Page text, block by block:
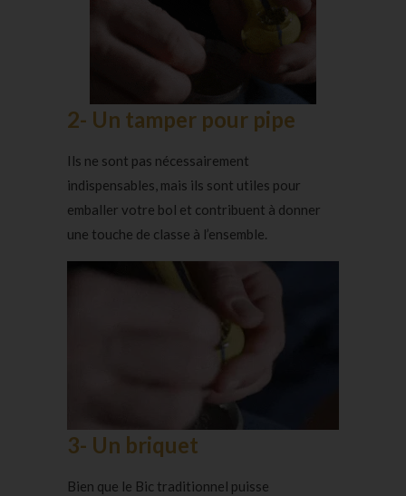
2- Un tamper pour pipe
Ils ne sont pas nécessairement
indispensables, mais ils sont utiles pour
emballer votre bol et contribuent à donner
une touche de classe à l’ensemble.
3- Un briquet
Bien que le Bic traditionnel puisse